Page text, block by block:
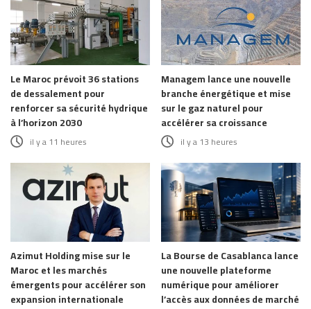
Le Maroc prévoit 36 stations
de dessalement pour
renforcer sa sécurité hydrique
à l’horizon 2030
il y a 11 heures
Managem lance une nouvelle
branche énergétique et mise
sur le gaz naturel pour
accélérer sa croissance
il y a 13 heures
Azimut Holding mise sur le
Maroc et les marchés
émergents pour accélérer son
expansion internationale
La Bourse de Casablanca lance
une nouvelle plateforme
numérique pour améliorer
l’accès aux données de marché